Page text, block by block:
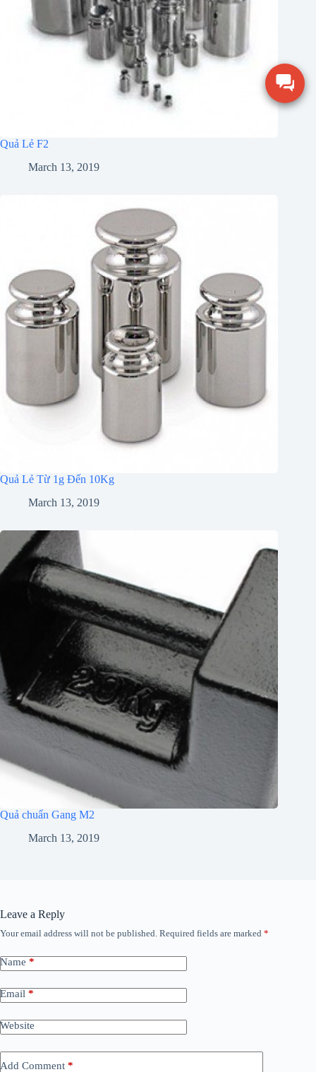
Quả Lẻ F2
March 13, 2019
Quả Lẻ Từ 1g Đến 10Kg
March 13, 2019
Quả chuẩn Gang M2
March 13, 2019
Leave a Reply
Your email address will not be published. Required fields are marked *
Name *
Email *
Website
Add Comment *